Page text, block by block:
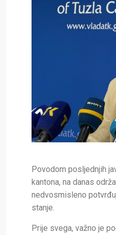
Povodom posljednjih
kantona, na danas
nedvosmisleno
stanje.
Prije svega, važno je